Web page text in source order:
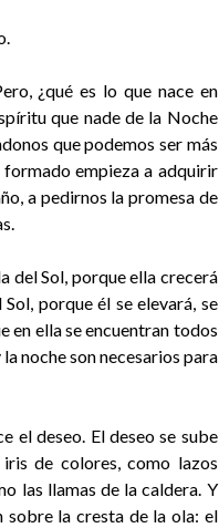
¿qué es lo que nace en
que nade de la Noche
que podemos ser más
formado empieza a adquirir
a pedirnos la promesa de
del Sol, porque ella crecerá
porque él se elevará, se
en ella se encuentran todos
noche son necesarios para
el deseo. El deseo se sube
de colores, como lazos
las llamas de la caldera. Y
sobre la cresta de la ola: el